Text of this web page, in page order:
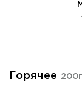
Горячее